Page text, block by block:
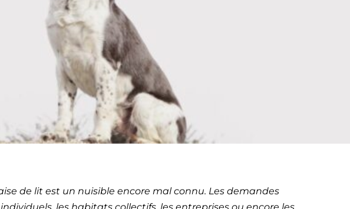
de lit est un nuisible encore mal connu. Les demandes